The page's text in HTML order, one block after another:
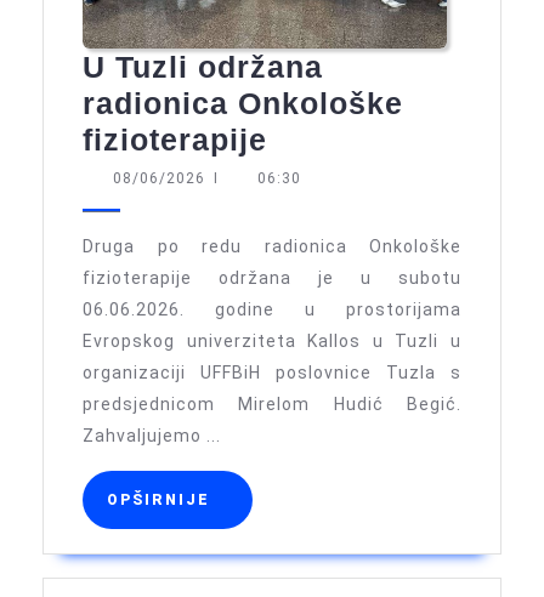
U Tuzli održana
radionica Onkološke
fizioterapije
Tuzli
radionica
Onkološke
fizioterapije
08/06/2026 08/06/2026
I 06:30
Druga po redu radionica Onkološke
fizioterapije održana je u subotu
06.06.2026. godine u prostorijama
Evropskog univerziteta Kallos u Tuzli u
organizaciji UFFBiH poslovnice Tuzla s
predsjednicom Mirelom Hudić Begić.
Zahvaljujemo ...
OPŠIRNIJE OPŠIRNIJE